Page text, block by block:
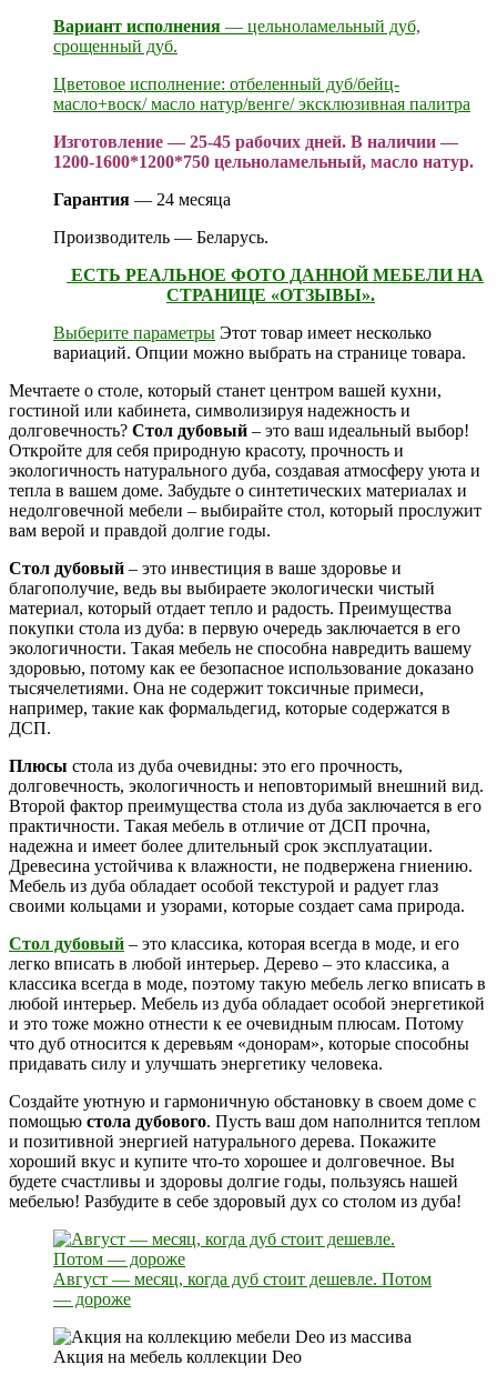
Вариант исполнения — цельноламельный дуб,
срощенный дуб.
Цветовое исполнение: отбеленный дуб/бейц-
масло+воск/ масло натур/венге/ эксклюзивная палитра
Изготовление — 25-45 рабочих дней. В наличии —
1200-1600*1200*750 цельноламельный, масло натур.
Гарантия — 24 месяца
Производитель — Беларусь.
ЕСТЬ РЕАЛЬНОЕ ФОТО ДАННОЙ МЕБЕЛИ НА
СТРАНИЦЕ «ОТЗЫВЫ».
Выберите параметры Этот товар имеет несколько
вариаций. Опции можно выбрать на странице товара.
Мечтаете о столе, который станет центром вашей кухни,
гостиной или кабинета, символизируя надежность и
долговечность? Стол дубовый – это ваш идеальный выбор!
Откройте для себя природную красоту, прочность и
экологичность натурального дуба, создавая атмосферу уюта и
тепла в вашем доме. Забудьте о синтетических материалах и
недолговечной мебели – выбирайте стол, который прослужит
вам верой и правдой долгие годы.
Стол дубовый – это инвестиция в ваше здоровье и
благополучие, ведь вы выбираете экологически чистый
материал, который отдает тепло и радость. Преимущества
покупки стола из дуба: в первую очередь заключается в его
экологичности. Такая мебель не способна навредить вашему
здоровью, потому как ее безопасное использование доказано
тысячелетиями. Она не содержит токсичные примеси,
например, такие как формальдегид, которые содержатся в
ДСП.
Плюсы стола из дуба очевидны: это его прочность,
долговечность, экологичность и неповторимый внешний вид.
Второй фактор преимущества стола из дуба заключается в его
практичности. Такая мебель в отличие от ДСП прочна,
надежна и имеет более длительный срок эксплуатации.
Древесина устойчива к влажности, не подвержена гниению.
Мебель из дуба обладает особой текстурой и радует глаз
своими кольцами и узорами, которые создает сама природа.
Стол дубовый – это классика, которая всегда в моде, и его
легко вписать в любой интерьер. Дерево – это классика, а
классика всегда в моде, поэтому такую мебель легко вписать в
любой интерьер. Мебель из дуба обладает особой энергетикой
и это тоже можно отнести к ее очевидным плюсам. Потому
что дуб относится к деревьям «донорам», которые способны
придавать силу и улучшать энергетику человека.
Создайте уютную и гармоничную обстановку в своем доме с
помощью стола дубового. Пусть ваш дом наполнится теплом
и позитивной энергией натурального дерева. Покажите
хороший вкус и купите что-то хорошее и долговечное. Вы
будете счастливы и здоровы долгие годы, пользуясь нашей
мебелью! Разбудите в себе здоровый дух со столом из дуба!
Август — месяц, когда дуб стоит дешевле. Потом
— дороже
Акция на мебель коллекции Deo